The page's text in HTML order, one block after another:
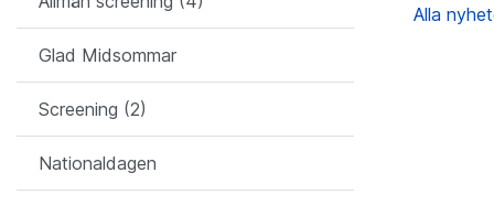
Glad Midsommar
Screening (2)
Nationaldagen
Alla